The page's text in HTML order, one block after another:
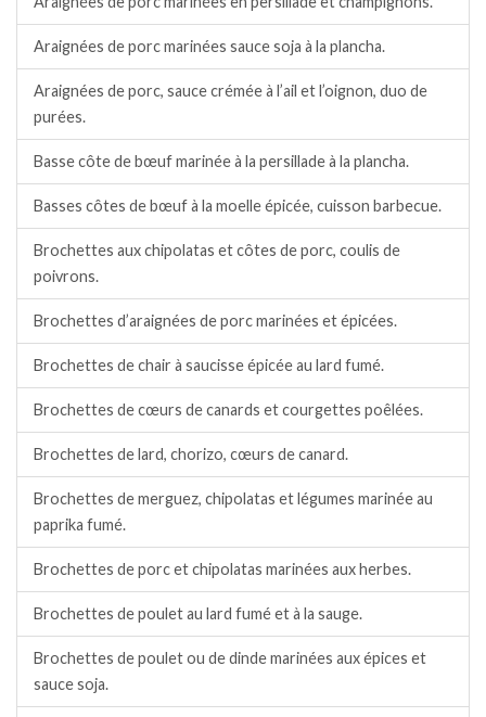
Araignées de porc marinées sauce soja à la plancha.
Araignées de porc, sauce crémée à l’ail et l’oignon, duo de
purées.
Basse côte de bœuf marinée à la persillade à la plancha.
Basses côtes de bœuf à la moelle épicée, cuisson barbecue.
Brochettes aux chipolatas et côtes de porc, coulis de
poivrons.
Brochettes d’araignées de porc marinées et épicées.
Brochettes de chair à saucisse épicée au lard fumé.
Brochettes de cœurs de canards et courgettes poêlées.
Brochettes de lard, chorizo, cœurs de canard.
Brochettes de merguez, chipolatas et légumes marinée au
paprika fumé.
Brochettes de porc et chipolatas marinées aux herbes.
Brochettes de poulet au lard fumé et à la sauge.
Brochettes de poulet ou de dinde marinées aux épices et
sauce soja.